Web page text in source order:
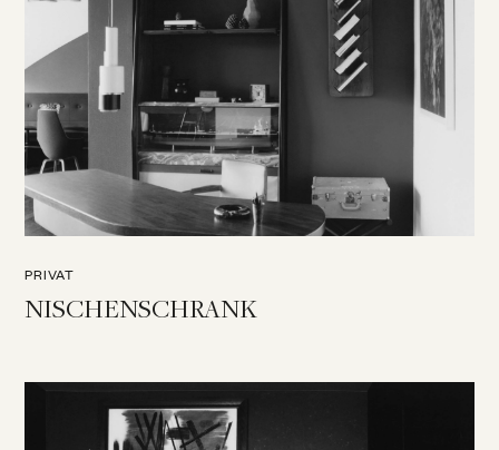
PRIVAT
NISCHENSCHRANK